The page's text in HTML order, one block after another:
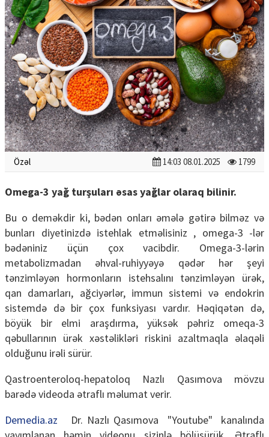
Özəl 14:03 08.01.2025 1799
Omega-3 yağ turşuları əsas yağlar olaraq bilinir.
Bu o deməkdir ki, bədən onları əmələ gətirə bilməz və
bunları diyetinizdə istehlak etməlisiniz , omega-3 -lər
bədəniniz üçün çox vacibdir. Omega-3-lərin
metabolizmadan əhval-ruhiyyəyə qədər hər şeyi
tənzimləyən hormonların istehsalını tənzimləyən ürək,
qan damarları, ağciyərlər, immun sistemi və endokrin
sistemdə də bir çox funksiyası vardır. Həqiqətən də,
böyük bir elmi araşdırma, yüksək pəhriz omeqa-3
qəbullarının ürək xəstəlikləri riskini azaltmaqla əlaqəli
olduğunu irəli sürür.
Qastroenteroloq-hepatoloq Nazlı Qasımova mövzu
barədə videoda ətraflı məlumat verir.
Demedia.az Dr. Nazlı Qasımova "Youtube" kanalında